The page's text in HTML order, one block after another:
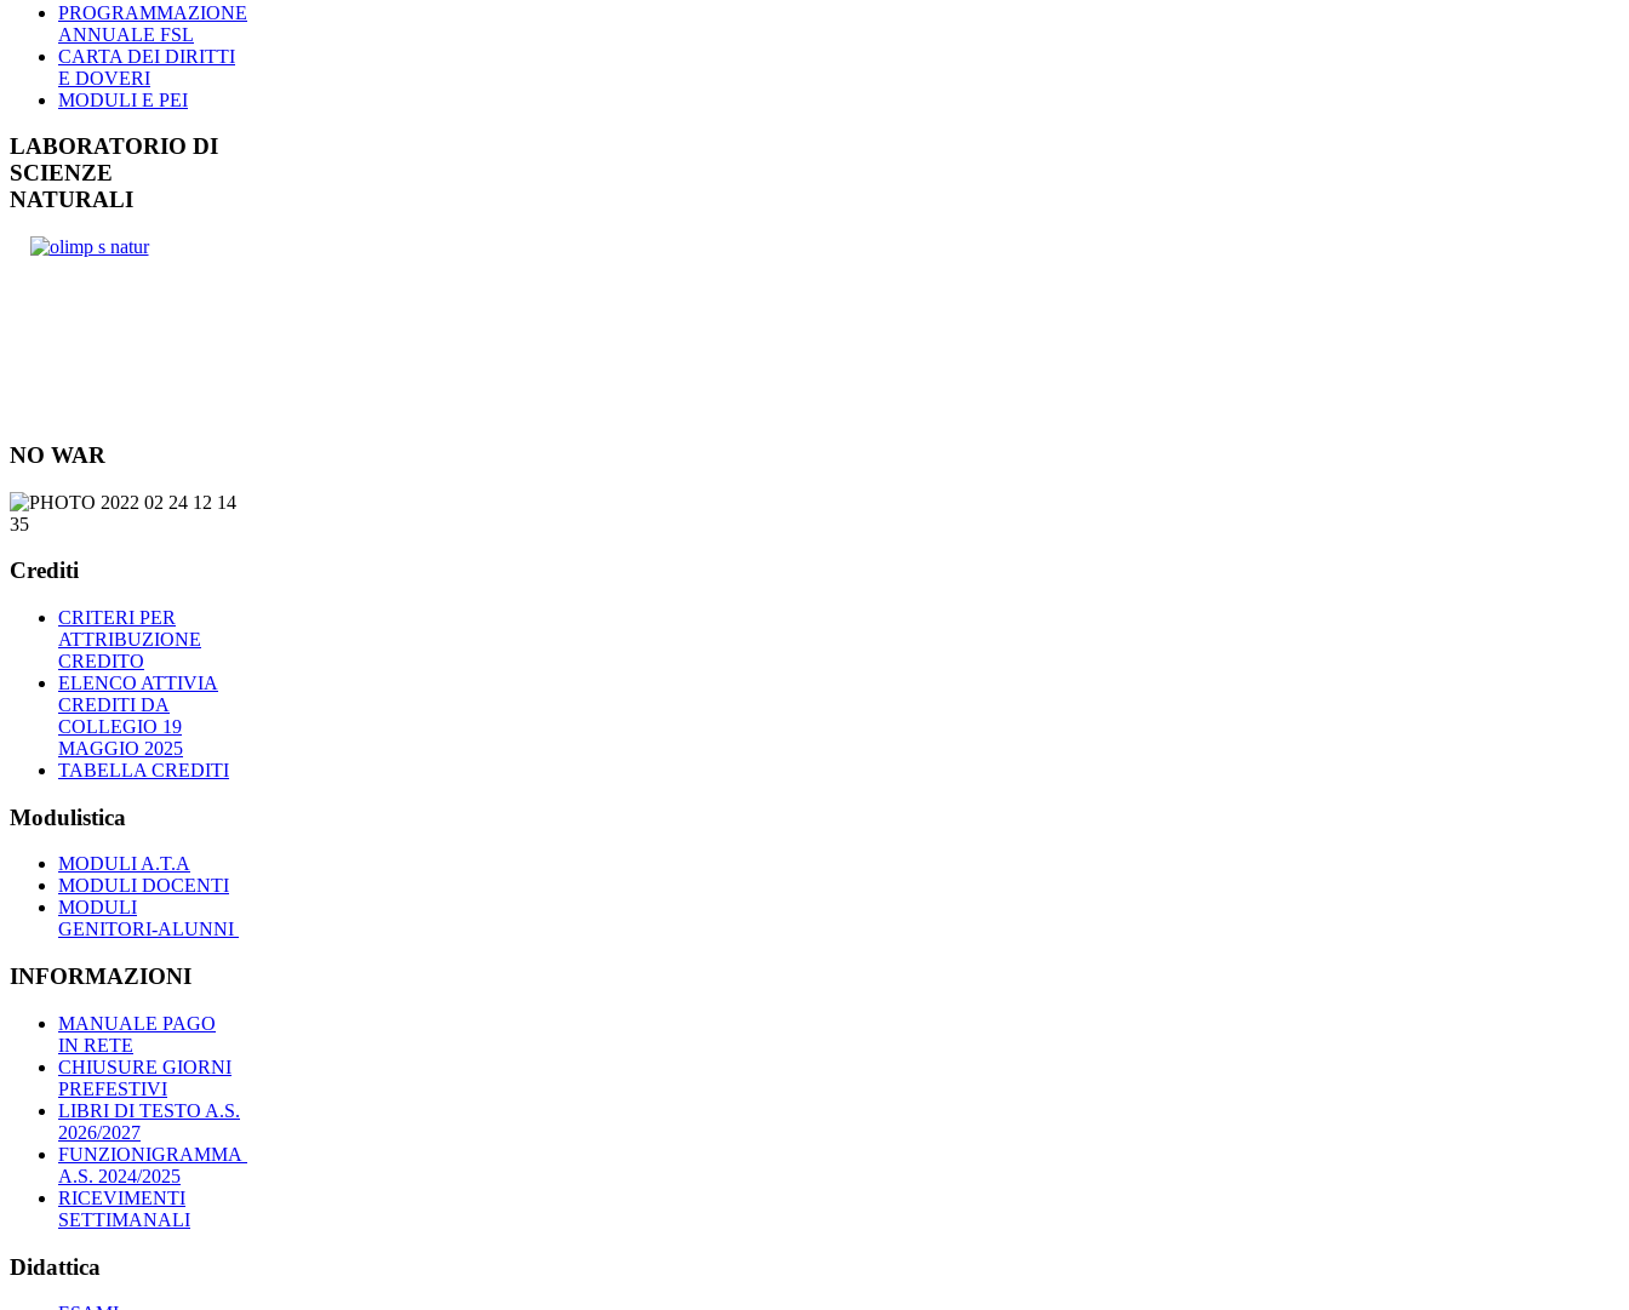
PROGRAMMAZIONE
ANNUALE FSL
CARTA DEI DIRITTI
E DOVERI
MODULI E PEI
LABORATORIO DI
SCIENZE
NATURALI
NO WAR
Crediti
CRITERI PER
ATTRIBUZIONE
CREDITO
ELENCO ATTIVIA
CREDITI DA
COLLEGIO 19
MAGGIO 2025
TABELLA CREDITI
Modulistica
MODULI A.T.A
MODULI DOCENTI
MODULI
GENITORI-ALUNNI
INFORMAZIONI
MANUALE PAGO
IN RETE
CHIUSURE GIORNI
PREFESTIVI
LIBRI DI TESTO A.S.
2026/2027
FUNZIONIGRAMMA
A.S. 2024/2025
RICEVIMENTI
SETTIMANALI
Didattica